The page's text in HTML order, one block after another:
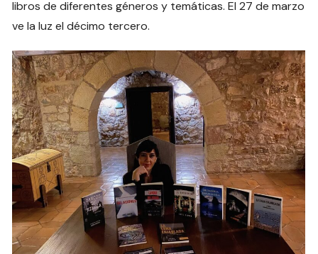
libros de diferentes géneros y temáticas. El 27 de marzo
ve la luz el décimo tercero.